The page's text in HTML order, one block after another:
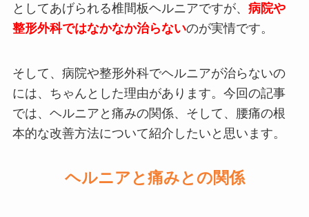
としてあげられる椎間板ヘルニアですが、 病院や
整形外科ではなかなか治らないのが実情です。
そして、病院や整形外科でヘルニアが治らないの
には、ちゃんとした理由があります。今回の記事
では、ヘルニアと痛みの関係、そして、腰痛の根
本的な改善方法について紹介したいと思います。
ヘルニアと痛みとの関係